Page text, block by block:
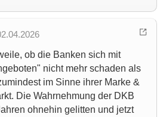
ob die Banken sich mit
nicht mehr schaden als
im Sinne ihrer Marke &
Die Wahrnehmung der DKB
ohnehin gelitten und jetzt